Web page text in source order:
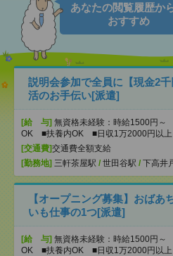
あなたの閲覧履歴か
おすすめ
説明会参加で全員に【現金2
活のお手伝い[派遣]
[給 与] 無資格未経験：時給1500円
OK ■扶養内OK ■日収1万2000円以上
[交通費]交通費全額支給
[勤務地] 三軒茶屋駅 / 世田谷駅 / 下高井
【オープニング募集】おばあ
いも仕事の1つ[派遣]
[給 与] 無資格未経験：時給1500円
OK ■扶養内OK ■日収1万2000円以上